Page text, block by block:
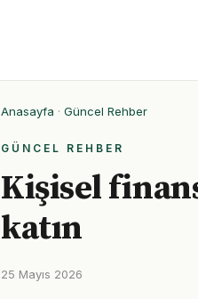
Anasayfa · Güncel Rehber
GÜNCEL REHBER
Kişisel
katın
25 Mayıs 2026